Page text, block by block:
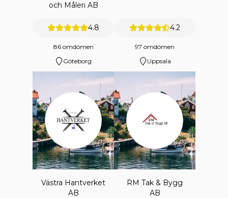
och Måleri AB
4.8
86 omdömen
Göteborg
4.2
97 omdömen
Uppsala
Västra Hantverket
AB
RM Tak & Bygg
AB